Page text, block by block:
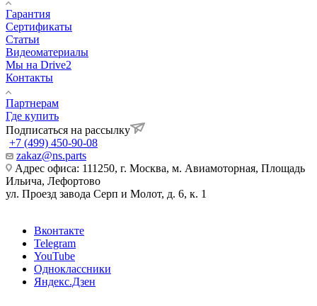
Гарантия
Сертификаты
Статьи
Видеоматериалы
Мы на Drive2
Контакты
Партнерам
Где купить
Подписаться на рассылку
+7 (499) 450-90-08
zakaz@ns.parts
Адрес офиса: 111250, г. Москва, м. Авиамоторная, Площадь
Ильича, Лефортово
ул. Проезд завода Серп и Молот, д. 6, к. 1
Вконтакте
Telegram
YouTube
Одноклассники
Яндекс.Дзен